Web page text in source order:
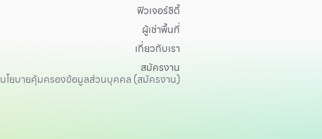
ฟิวเจอร์ซิตี้
ผู้เช่าพื้นที่
เกี่ยวกับเรา
สมัครงาน
นโยบายคุ้มครองข้อมูลส่วนบุคคล (สมัครงาน)